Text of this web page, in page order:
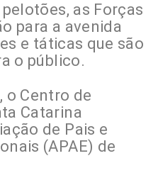
as Forças
para a avenida
e táticas que são
o público.
o Centro de
Catarina
de Pais e
(APAE) de